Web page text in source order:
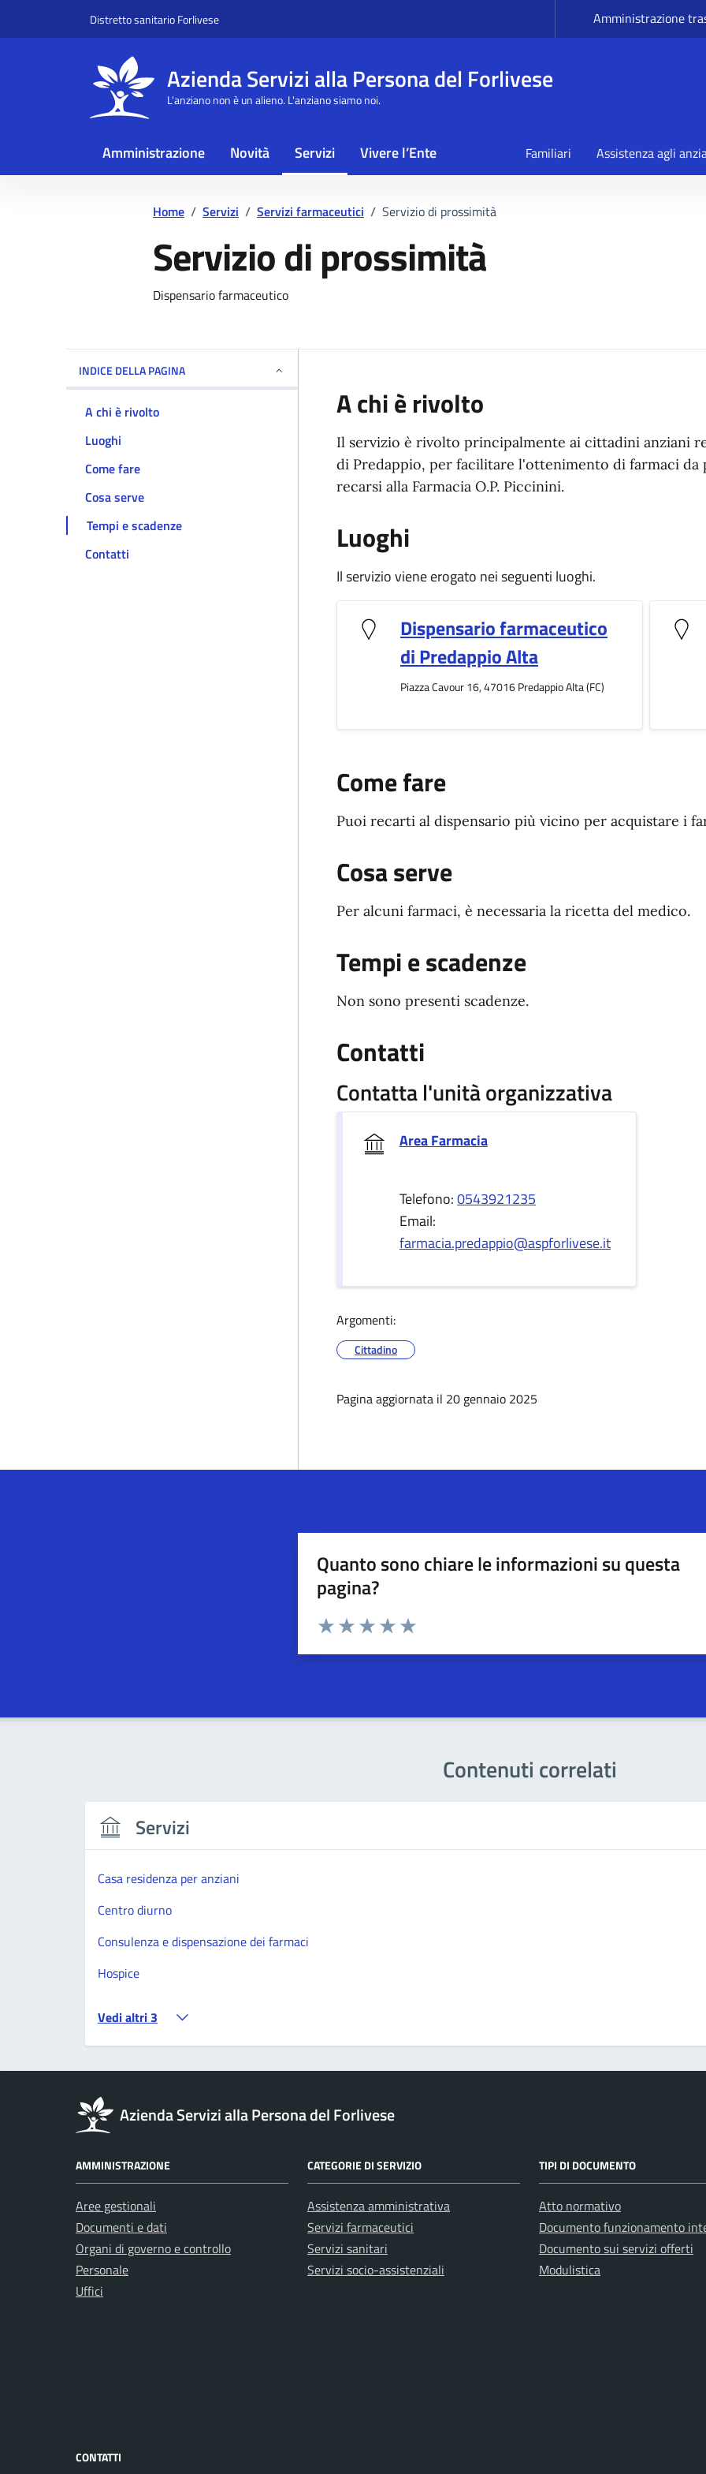
Distretto sanitario Forlivese Amministrazione
Azienda Servizi alla Persona del Forlivese
L'anziano non è un alieno. L'anziano siamo noi.
Amministrazione Novità Servizi Vivere l’Ente Familiari Assistenza agli
Home / Servizi / Servizi farmaceutici / Servizio di prossimità
Servizio di prossimità
Dettagli del servizio
Dispensario farmaceutico
INDICE DELLA PAGINA
A chi è rivolto
Luoghi
Come fare
Cosa serve
Tempi e scadenze
Contatti
A chi è rivolto
Il servizio è rivolto principalmente ai cittadini anziani
di Predappio, per facilitare l'ottenimento di farmaci
recarsi alla Farmacia O.P. Piccinini.
Luoghi
Il servizio viene erogato nei seguenti luoghi.
Dispensario farmaceutico
di Predappio Alta
Piazza Cavour 16, 47016 Predappio Alta (FC)
Come fare
Puoi recarti al dispensario più vicino per acquistare i
Cosa serve
Per alcuni farmaci, è necessaria la ricetta del medico.
Tempi e scadenze
Non sono presenti scadenze.
Contatti
Contatta l'unità organizzativa
Area Farmacia
Telefono:0543921235
Email:
farmacia.predappio@aspforlivese.it
Argomenti:
Cittadino
Pagina aggiornata il 20 gennaio 2025
Quanto sono chiare le informazioni su questa
pagina?
Esprimi una valutazione
Contenuti correlati
Servizi
Casa residenza per anziani
Centro diurno
Consulenza e dispensazione dei farmaci
Hospice
Vedi altri 3
Azienda Servizi alla Persona del Forlivese
AMMINISTRAZIONE
Aree gestionali
Documenti e dati
Organi di governo e controllo
Personale
Uffici
CATEGORIE DI SERVIZIO
Assistenza amministrativa
Servizi farmaceutici
Servizi sanitari
Servizi socio-assistenziali
TIPI DI DOCUMENTO
Atto normativo
Documento funzionamento
Documento sui servizi offerti
Modulistica
CONTATTI